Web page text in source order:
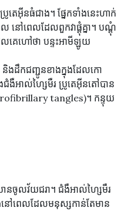
េអ៊ីនធំជាង។ ផ្នែកទាំងនេះហាក់
នៅពេលដែលពួកវាផ្តុំគ្នា។ បណ្តុំ
គេហៅថា បន្ទះអាមីឡូយ
និងដឹកជញ្ជូនខាងក្នុងដែលកោ
ជំងឺអាល់ហ្សៃមឺរ ប្រូតេអ៊ីនតៅបាន
tangles)។ កន្ទុយ
នចូលវ័យជរា។ ជំងឺអាល់ហ្សៃមឺរ
ងនៅពេលដែលមនុស្សកាន់តែមាន